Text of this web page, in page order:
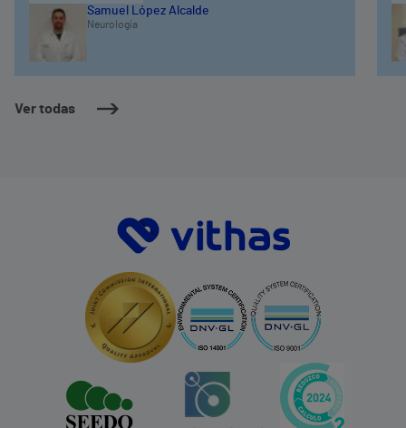
Ver todas
Samuel López Alcalde
Neurología